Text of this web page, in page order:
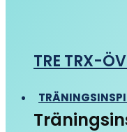
TRE TRX-